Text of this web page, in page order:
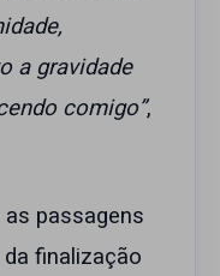
a gravidade
comigo”,
passagens
finalização